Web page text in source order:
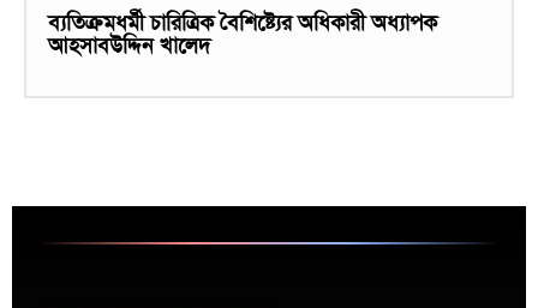
ব্যতিক্রমধর্মী চারিত্রিক বৈশিষ্ট্যের অধিকারী অধ্যাপক
আহসাবউদ্দিন খালেদ